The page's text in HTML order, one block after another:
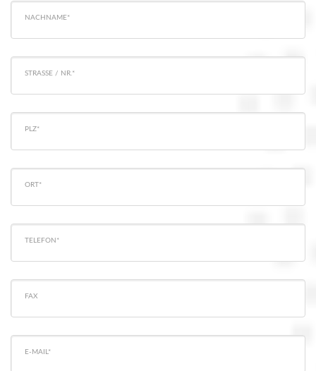
NACHNAME*
STRASSE / NR.*
PLZ*
ORT*
TELEFON*
FAX
E-MAIL*